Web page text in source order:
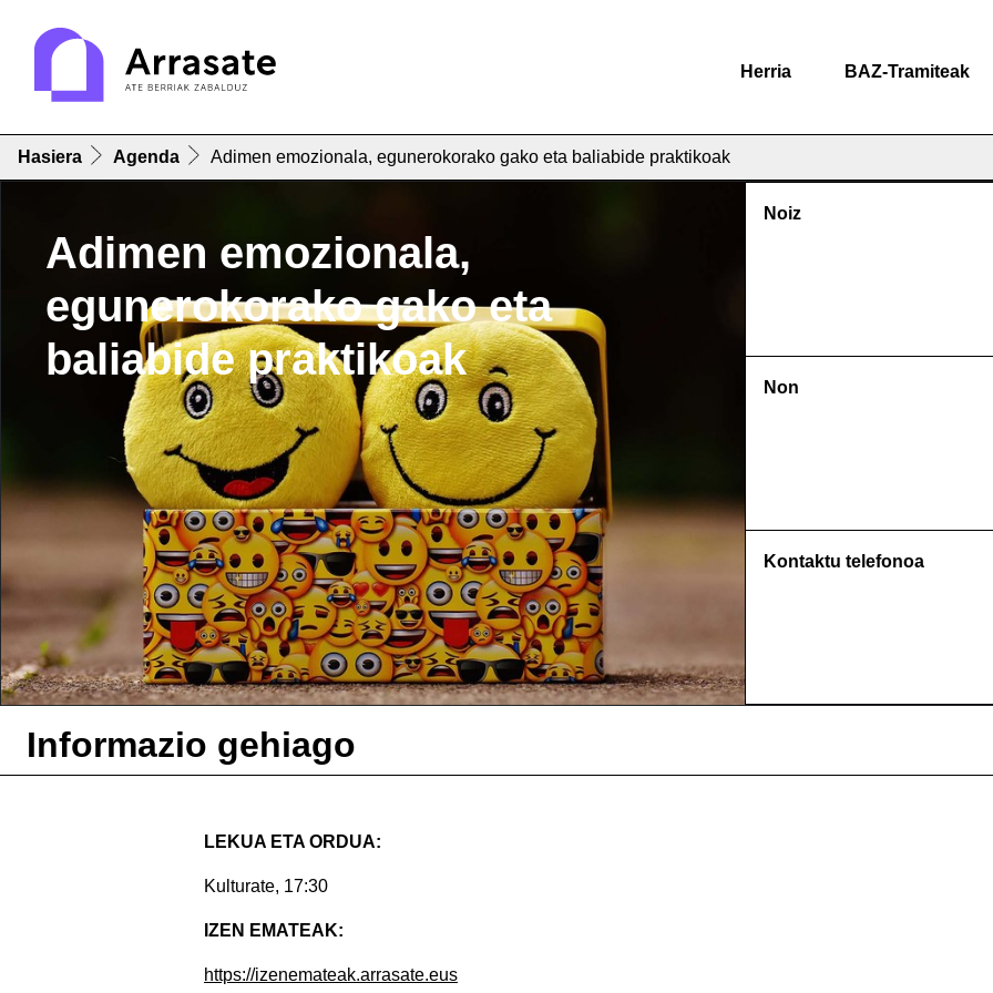
Herria BAZ-Tramiteak
Hasiera Agenda Adimen emozionala, egunerokorako gako eta baliabide praktikoak
Adimen emozionala,
egunerokorako gako eta
baliabide praktikoak
Noiz
Non
Kontaktu telefonoa
Informazio gehiago
LEKUA ETA ORDUA:
Kulturate, 17:30
IZEN EMATEAK:
https://izenemateak.arrasate.eus